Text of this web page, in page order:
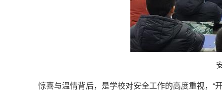
惊喜与温情背后，是学校对安全工作的高度重视， “